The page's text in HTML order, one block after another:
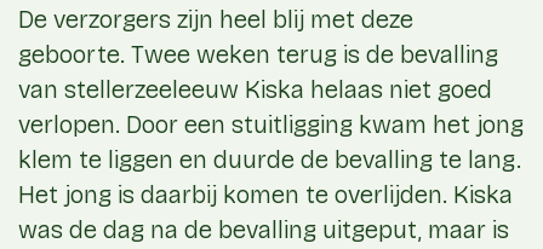
De verzorgers zijn heel blij met deze
geboorte. Twee weken terug is de bevalling
van stellerzeeleeuw Kiska helaas niet goed
verlopen. Door een stuitligging kwam het jong
klem te liggen en duurde de bevalling te lang.
Het jong is daarbij komen te overlijden. Kiska
was de dag na de bevalling uitgeput, maar is